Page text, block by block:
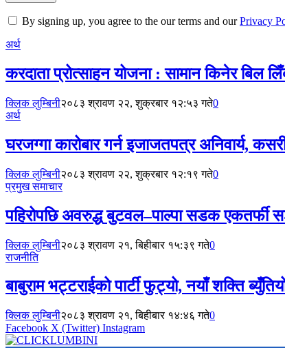
By signing up, you agree to the our terms and ourPrivacy
अर्थ
करदाता प्रोत्साहन योजना : सामान किनेर बिल
क्लिक लुम्बिनी२०८३ श्रावण २२, शुक्रबार १२:५३ गते0
अर्थ
घरजग्गा कारोबार गर्न इजाजतपत्र अनिवार्य,
क्लिक लुम्बिनी२०८३ श्रावण २२, शुक्रबार १२:१९ गते0
प्रमुख समाचार
पहिरोपछि अवरुद्ध बुटवल–पाल्पा सडक एकतर्फी
क्लिक लुम्बिनी२०८३ श्रावण २१, बिहीबार १५:३९ गते0
राजनीति
बाबुराम भट्टराईको पार्टी फुट्यो, नयाँ शक्ति
क्लिक लुम्बिनी२०८३ श्रावण २१, बिहीबार १४:४६ गते0
Facebook X (Twitter) Instagram